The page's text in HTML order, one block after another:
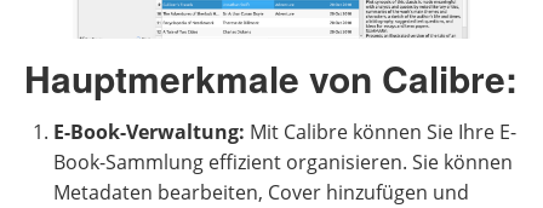
Hauptmerkmale von Calibre:
E-Book-Verwaltung: Mit Calibre können Sie Ihre E-
Book-Sammlung effizient organisieren. Sie können
Metadaten bearbeiten, Cover hinzufügen und